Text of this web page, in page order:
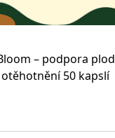
– podpora
otěhotnění 50 kapslí